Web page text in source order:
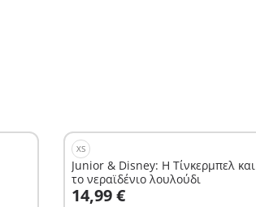
XS
Junior & Disney: Η Τίνκερμπελ και
το νεραϊδένιο λουλούδι
14,99 €
Στο καλάθι